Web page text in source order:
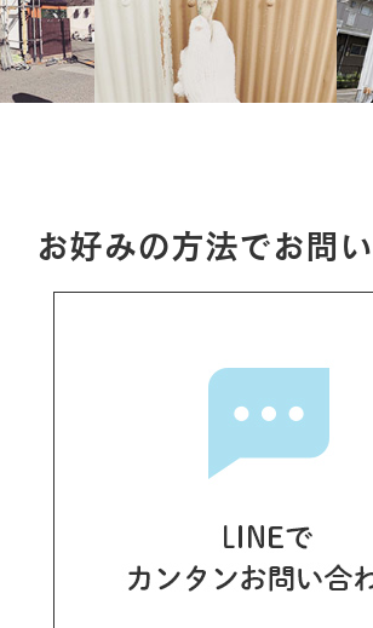
お好みの方法でお問